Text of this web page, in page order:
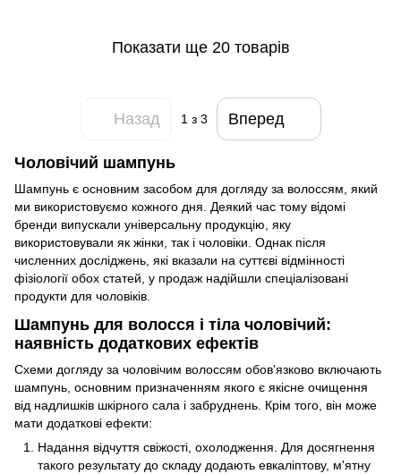
Показати ще 20 товарів
Назад 1 з 3 Вперед
Чоловічий шампунь
Шампунь є основним засобом для догляду за волоссям, який
ми використовуємо кожного дня. Деякий час тому відомі
бренди випускали універсальну продукцію, яку
використовували як жінки, так і чоловіки. Однак після
численних досліджень, які вказали на суттєві відмінності
фізіології обох статей, у продаж надійшли спеціалізовані
продукти для чоловіків.
Шампунь для волосся і тіла чоловічий:
наявність додаткових ефектів
Схеми догляду за чоловічим волоссям обов'язково включають
шампунь, основним призначенням якого є якісне очищення
від надлишків шкірного сала і забруднень. Крім того, він може
мати додаткові ефекти:
Надання відчуття свіжості, охолодження. Для досягнення
такого результату до складу додають евкаліптову, м'ятну